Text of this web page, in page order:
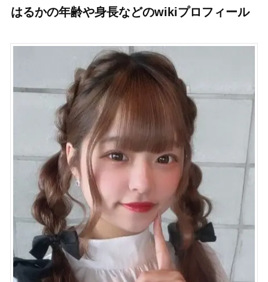
はるかの年齢や身長などのwikiプロフィール